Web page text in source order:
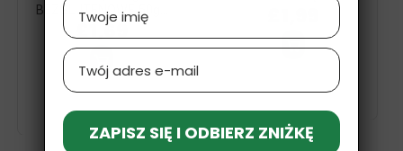
BEZGLUTENOWE 50g...
£1,69
Email
ZAPISZ SIĘ I ODBIERZ ZNIŻKĘ